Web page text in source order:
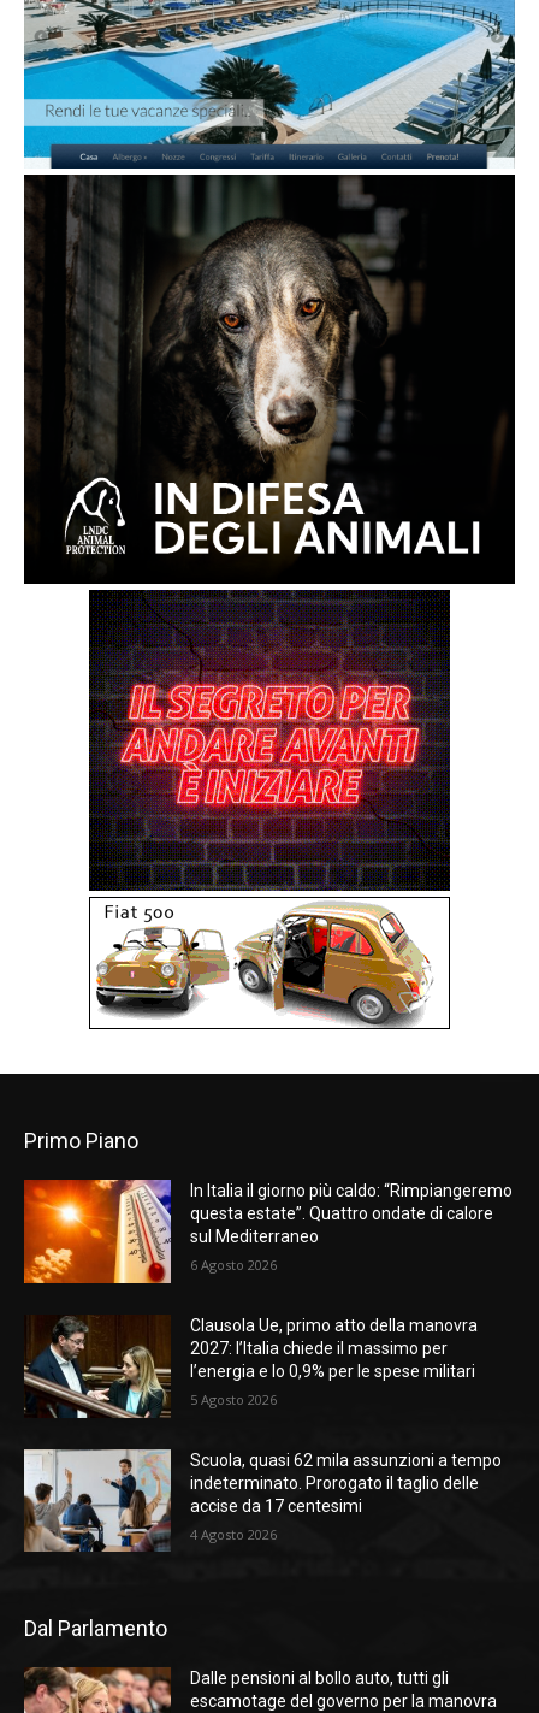
Primo Piano
In Italia il giorno più caldo: “Rimpiangeremo
questa estate”. Quattro ondate di calore
sul Mediterraneo
6 Agosto 2026
Clausola Ue, primo atto della manovra
2027: l’Italia chiede il massimo per
l’energia e lo 0,9% per le spese militari
5 Agosto 2026
Scuola, quasi 62 mila assunzioni a tempo
indeterminato. Prorogato il taglio delle
accise da 17 centesimi
4 Agosto 2026
Dal Parlamento
Dalle pensioni al bollo auto, tutti gli
escamotage del governo per la manovra